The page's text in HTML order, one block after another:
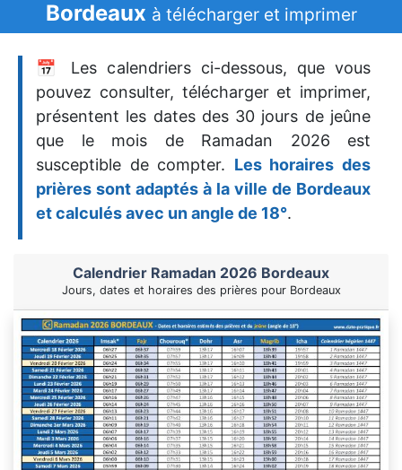
Bordeaux à télécharger et imprimer
📅 Les calendriers ci-dessous, que vous
pouvez consulter, télécharger et imprimer,
présentent les dates des 30 jours de jeûne
que le mois de Ramadan 2026 est
susceptible de compter. Les horaires des
prières sont adaptés à la ville de Bordeaux
et calculés avec un angle de 18°.
Calendrier Ramadan 2026 Bordeaux
Jours, dates et horaires des prières pour Bordeaux